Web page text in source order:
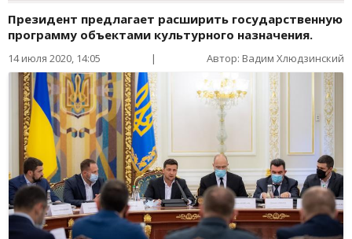
Президент предлагает расширить государственную
программу объектами культурного назначения.
14 июля 2020, 14:05 | Автор: Вадим Хлюдзинский